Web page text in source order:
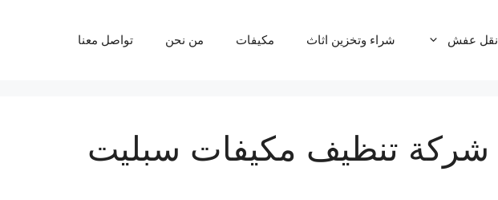
نقل عفش شراء وتخزين اثاث مكيفات من نحن تواصل معنا
شركة تنظيف مكيفات سبليت